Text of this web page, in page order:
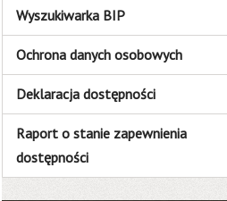
Wyszukiwarka BIP
Ochrona danych osobowych
Deklaracja dostępności
Raport o stanie zapewnienia
dostępności